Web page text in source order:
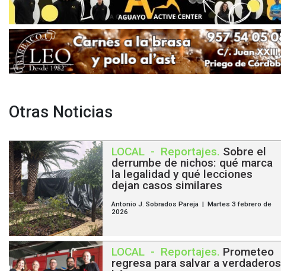
Otras Noticias
LOCAL - Reportajes. Sobre el
derrumbe de nichos: qué marca
la legalidad y qué lecciones
dejan casos similares
Antonio J. Sobrados Pareja | Martes 3 febrero de
2026
LOCAL - Reportajes. Prometeo
regresa para salvar a verdaderos